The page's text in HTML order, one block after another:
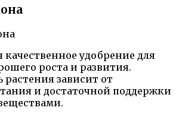
качественное удобрение для
роста и развития.
зависит от
и достаточной поддержки